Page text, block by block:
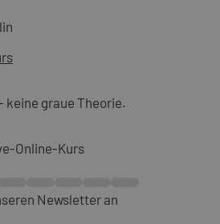
graue Theorie.
Online-Kurs
Newsletter an